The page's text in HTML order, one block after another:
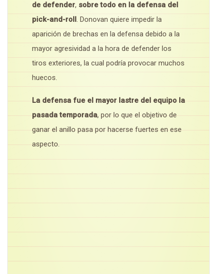
de defender, sobre todo en la defensa del
pick-and-roll. Donovan quiere impedir la
aparición de brechas en la defensa debido a la
mayor agresividad a la hora de defender los
tiros exteriores, la cual podría provocar muchos
huecos.
La defensa fue el mayor lastre del equipo la
pasada temporada, por lo que el objetivo de
ganar el anillo pasa por hacerse fuertes en ese
aspecto.